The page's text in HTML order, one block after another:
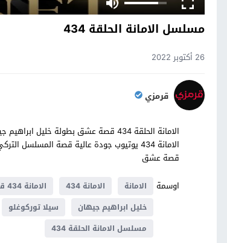
مسلسل الامانة الحلقة 434
26 أكتوبر 2022
قرمزي
قصة عشق
اوسمة
الامانة الامانة 434 الامانة 434 قصة عشق
خليل ابراهيم جيهان
سيلا توركوغلو
مسلسل الامانة الحلقة 434